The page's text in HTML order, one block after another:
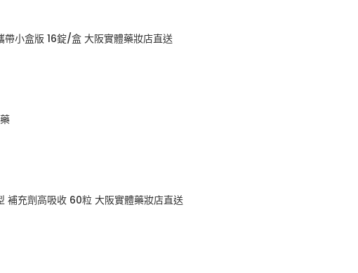
小盒版 16錠/盒 大阪實體藥妝店直送
補充劑高吸收 60粒 大阪實體藥妝店直送